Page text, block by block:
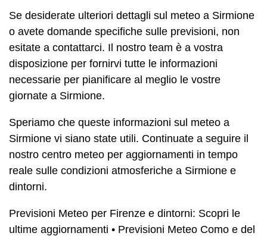
Se desiderate ulteriori dettagli sul meteo a Sirmione
o avete domande specifiche sulle previsioni, non
esitate a contattarci. Il nostro team è a vostra
disposizione per fornirvi tutte le informazioni
necessarie per pianificare al meglio le vostre
giornate a Sirmione.
Speriamo che queste informazioni sul meteo a
Sirmione vi siano state utili. Continuate a seguire il
nostro centro meteo per aggiornamenti in tempo
reale sulle condizioni atmosferiche a Sirmione e
dintorni.
Previsioni Meteo per Firenze e dintorni: Scopri le
ultime aggiornamenti • Previsioni Meteo Como e del